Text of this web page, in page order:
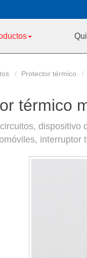
Protector térmico
térmico
dispositivo
interruptor